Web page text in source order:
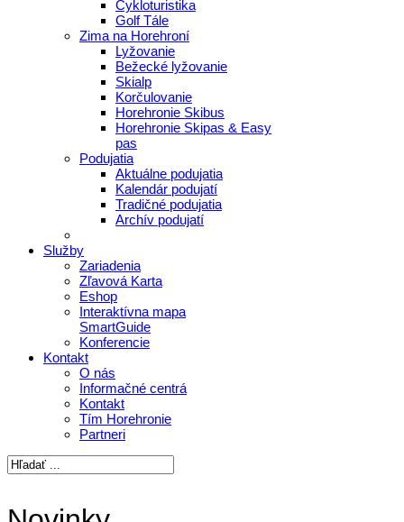
Cykloturistika
Golf Tále
Zima na Horehroní
Lyžovanie
Bežecké lyžovanie
Skialp
Korčulovanie
Horehronie Skibus
Horehronie Skipas & Easy
pas
Podujatia
Aktuálne podujatia
Kalendár podujatí
Tradičné podujatia
Archív podujatí
Služby
Zariadenia
Zľavová Karta
Eshop
Interaktívna mapa
SmartGuide
Konferencie
Kontakt
O nás
Informačné centrá
Kontakt
Tím Horehronie
Partneri